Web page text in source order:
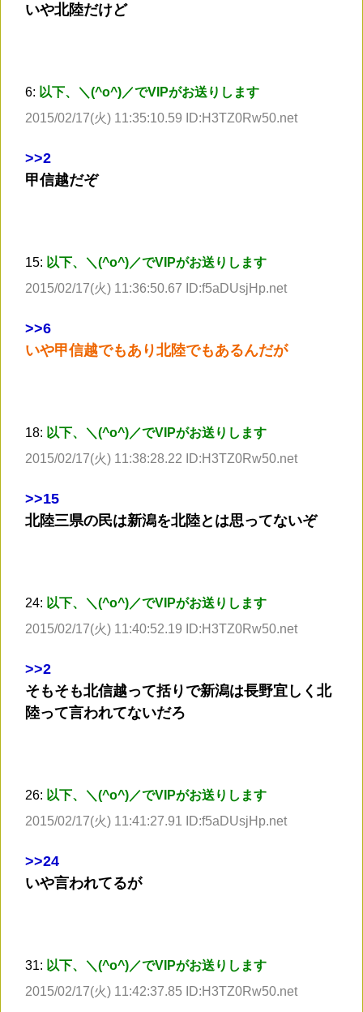
いや北陸だけど
6: 以下、＼(^o^)／でVIPがお送りします
2015/02/17(火) 11:35:10.59 ID:H3TZ0Rw50.net
>>2
甲信越だぞ
15: 以下、＼(^o^)／でVIPがお送りします
2015/02/17(火) 11:36:50.67 ID:f5aDUsjHp.net
>>6
いや甲信越でもあり北陸でもあるんだが
18: 以下、＼(^o^)／でVIPがお送りします
2015/02/17(火) 11:38:28.22 ID:H3TZ0Rw50.net
>>15
北陸三県の民は新潟を北陸とは思ってないぞ
24: 以下、＼(^o^)／でVIPがお送りします
2015/02/17(火) 11:40:52.19 ID:H3TZ0Rw50.net
>>2
そもそも北信越って括りで新潟は長野宜しく北
陸って言われてないだろ
26: 以下、＼(^o^)／でVIPがお送りします
2015/02/17(火) 11:41:27.91 ID:f5aDUsjHp.net
>>24
いや言われてるが
31: 以下、＼(^o^)／でVIPがお送りします
2015/02/17(火) 11:42:37.85 ID:H3TZ0Rw50.net